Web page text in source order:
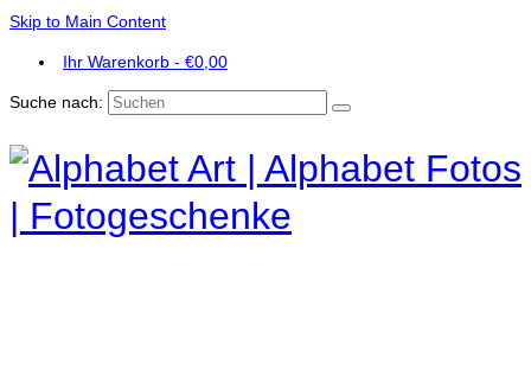
Skip to Main Content
Ihr Warenkorb - €0,00
Suche nach: